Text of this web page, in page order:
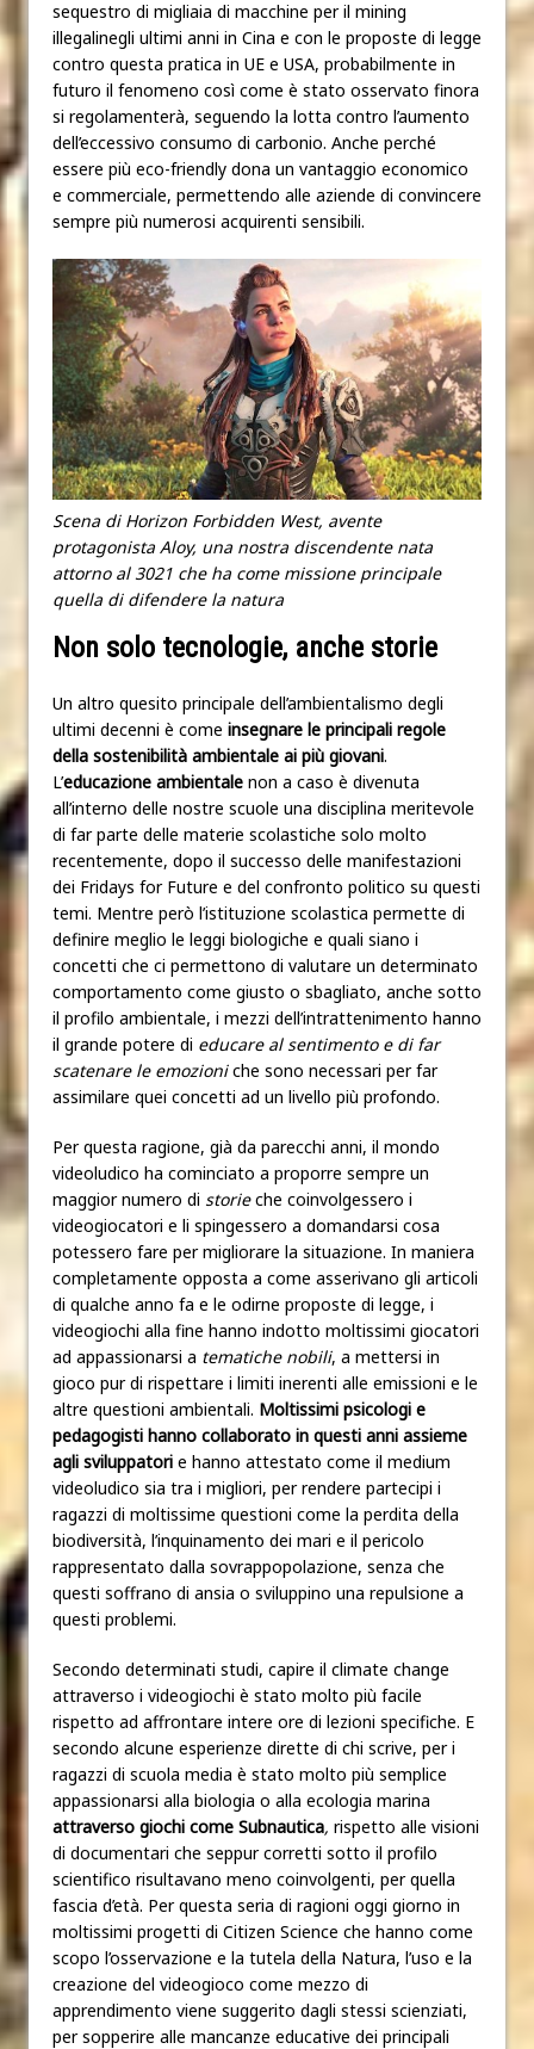
sequestro di migliaia di macchine per il mining
illegalinegli ultimi anni in Cina e con le proposte di legge
contro questa pratica in UE e USA, probabilmente in
futuro il fenomeno così come è stato osservato finora
si regolamenterà, seguendo la lotta contro l’aumento
dell’eccessivo consumo di carbonio. Anche perché
essere più eco-friendly dona un vantaggio economico
e commerciale, permettendo alle aziende di convincere
sempre più numerosi acquirenti sensibili.
Scena di Horizon Forbidden West, avente
protagonista Aloy, una nostra discendente nata
attorno al 3021 che ha come missione principale
quella di difendere la natura
Non solo tecnologie, anche storie
Un altro quesito principale dell’ambientalismo degli
ultimi decenni è come insegnare le principali regole
della sostenibilità ambientale ai più giovani.
L’educazione ambientale non a caso è divenuta
all’interno delle nostre scuole una disciplina meritevole
di far parte delle materie scolastiche solo molto
recentemente, dopo il successo delle manifestazioni
dei Fridays for Future e del confronto politico su questi
temi. Mentre però l’istituzione scolastica permette di
definire meglio le leggi biologiche e quali siano i
concetti che ci permettono di valutare un determinato
comportamento come giusto o sbagliato, anche sotto
il profilo ambientale, i mezzi dell’intrattenimento hanno
il grande potere di educare al sentimento e di far
scatenare le emozioniche sono necessari per far
assimilare quei concetti ad un livello più profondo.
Per questa ragione, già da parecchi anni, il mondo
videoludico ha cominciato a proporre sempre un
maggior numero di storieche coinvolgessero i
videogiocatori e li spingessero a domandarsi cosa
potessero fare per migliorare la situazione. In maniera
completamente opposta a come asserivano gli articoli
di qualche anno fa e le odirne proposte di legge, i
videogiochi alla fine hanno indotto moltissimi giocatori
ad appassionarsi a tematiche nobili, a mettersi in
gioco pur di rispettare i limiti inerenti alle emissioni e le
altre questioni ambientali. Moltissimi psicologi e
pedagogisti hanno collaborato in questi anni assieme
agli sviluppatori e hanno attestato come il medium
videoludico sia tra i migliori, per rendere partecipi i
ragazzi di moltissime questioni come la perdita della
biodiversità, l’inquinamento dei mari e il pericolo
rappresentato dalla sovrappopolazione, senza che
questi soffrano di ansia o sviluppino una repulsione a
questi problemi.
Secondo determinati studi, capire il climate change
attraverso i videogiochi è stato molto più facile
rispetto ad affrontare intere ore di lezioni specifiche. E
secondo alcune esperienze dirette di chi scrive, per i
ragazzi di scuola media è stato molto più semplice
appassionarsi alla biologia o alla ecologia marina
attraverso giochi come Subnautica, rispetto alle visioni
di documentari che seppur corretti sotto il profilo
scientifico risultavano meno coinvolgenti, per quella
fascia d’età. Per questa seria di ragioni oggi giorno in
moltissimi progetti di Citizen Science che hanno come
scopo l’osservazione e la tutela della Natura, l’uso e la
creazione del videogioco come mezzo di
apprendimento viene suggerito dagli stessi scienziati,
per sopperire alle mancanze educative dei principali